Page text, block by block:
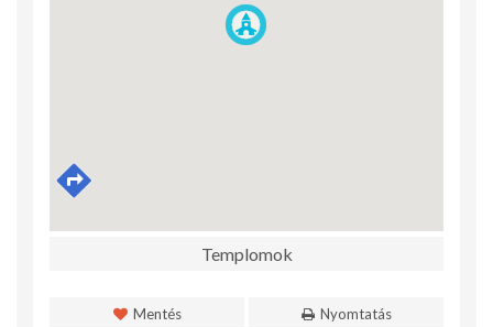
Templomok
Mentés Nyomtatás